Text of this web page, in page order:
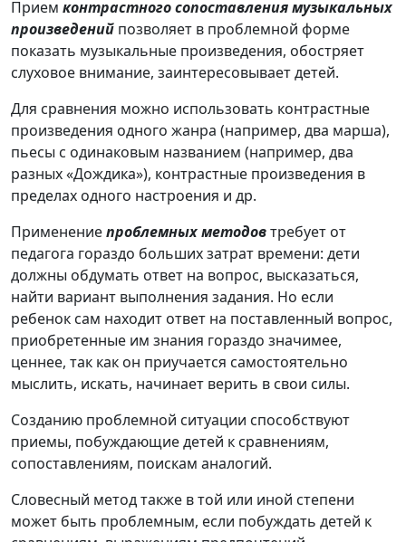
Прием контрастного сопоставления музыкальных
произведений позволяет в проблемной форме
показать музыкальные произведения, обостряет
слуховое внимание, заинтересовывает детей.
Для сравнения можно использовать контрастные
произведения одного жанра (например, два марша),
пьесы с одинаковым названием (например, два
разных «Дождика»), контрастные произведения в
пределах одного настроения и др.
Применениепроблемных методовтребует от
педагога гораздо больших затрат времени: дети
должны обдумать ответ на вопрос, высказаться,
найти вариант выполнения задания. Но если
ребенок сам находит ответ на поставленный вопрос,
приобретенные им знания гораздо значимее,
ценнее, так как он приучается самостоятельно
мыслить, искать, начинает верить в свои силы.
Созданию проблемной ситуации способствуют
приемы, побуждающие детей к сравнениям,
сопоставлениям, поискам аналогий.
Словесный метод также в той или иной степени
может быть проблемным, если побуждать детей к